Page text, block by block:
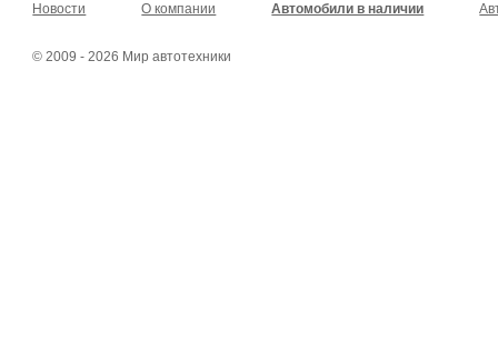
Новости О компании Автомобили в наличии
© 2009 - 2026 Мир автотехники